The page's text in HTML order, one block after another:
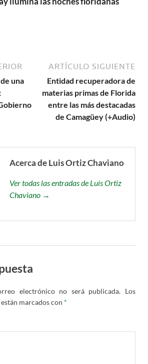
una
ARTÍCULO SIGUIENTE
Entidad recuperadora de
materias primas de Florida
entre las más destacadas
de Camagüey (+Audio)
Acerca de Luis Ortiz Chaviano
Ver todas las entradas de Luis Ortiz
Chaviano →
electrónico no será publicada. Los
marcados con *